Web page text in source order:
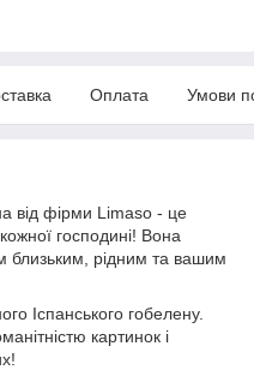
Оплата Умови
від фірми Limaso - це
господині! Вона
близьким, рідним та вашим
Іспанського гобелену.
картинок і